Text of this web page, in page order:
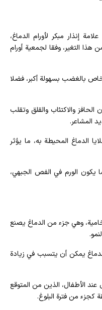
إنذار مبكر لأورام الدماغ،
التغير، وفقا لجمعية أورام
بالغضب بسهولة أكبر، فضلا
والاكتئاب والقلق وتقلب
المشاعر.
الدماغ المحيطة به، ما يؤثر
يكون الورم في الفص الجبهي،
وهي جزء من الدماغ يصنع
يمكن أن يتسبب في زيادة
الأطفال، الذين من المتوقع
كجزء من فترة البلوغ.